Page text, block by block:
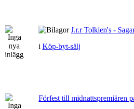
J.r.r Tolkien's -
i Köp-byt-sälj
Förfest till midnattspremiären